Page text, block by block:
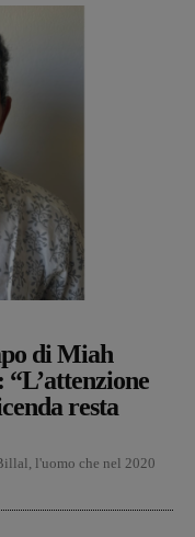
di Miah
resta
l'uomo che nel 2020